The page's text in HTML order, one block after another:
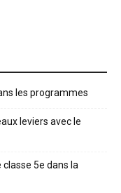
les programmes
leviers avec le
5e dans la